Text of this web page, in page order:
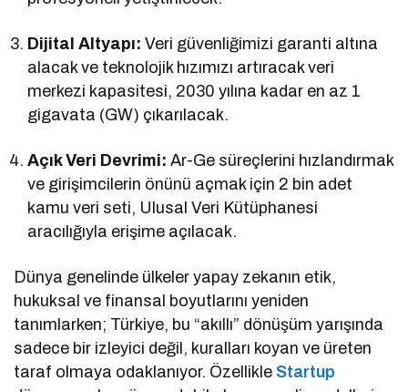
Dijital Altyapı: Veri güvenliğimizi garanti altına
alacak ve teknolojik hızımızı artıracak veri
merkezi kapasitesi, 2030 yılına kadar en az 1
gigavata (GW) çıkarılacak.
Açık Veri Devrimi: Ar-Ge süreçlerini hızlandırmak
ve girişimcilerin önünü açmak için 2 bin adet
kamu veri seti, Ulusal Veri Kütüphanesi
aracılığıyla erişime açılacak.
Dünya genelinde ülkeler yapay zekanın etik,
hukuksal ve finansal boyutlarını yeniden
tanımlarken; Türkiye, bu “akıllı” dönüşüm yarışında
sadece bir izleyici değil, kuralları koyan ve üreten
taraf olmaya odaklanıyor. Özellikle Startup